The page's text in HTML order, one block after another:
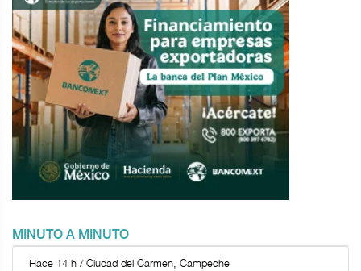
MINUTO A MINUTO
Hace 14 h / Ciudad del Carmen, Campeche